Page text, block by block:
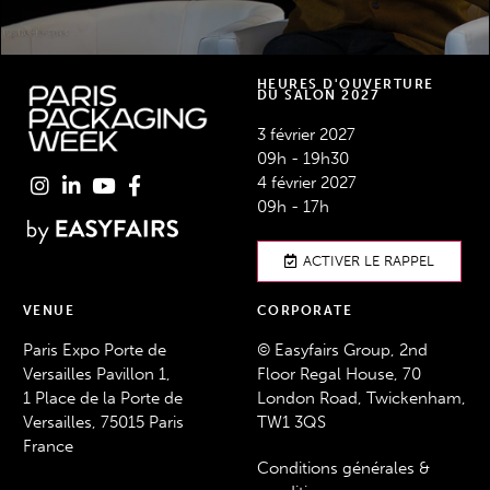
HEURES D'OUVERTURE
DU SALON 2027
3 février 2027
09h - 19h30
4 février 2027
09h - 17h
ACTIVER LE RAPPEL
VENUE
Paris Expo Porte de
Versailles Pavillon 1,
1 Place de la Porte de
Versailles, 75015 Paris
France
CORPORATE
© Easyfairs Group, 2nd
Floor Regal House, 70
London Road, Twickenham,
TW1 3QS
Conditions générales &